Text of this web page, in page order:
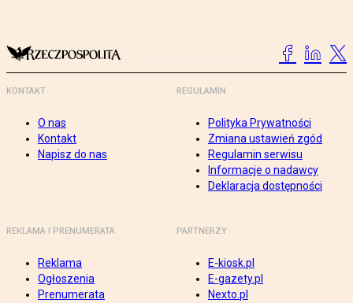
KONTAKT
O nas
Kontakt
Napisz do nas
REGULAMIN
Polityka Prywatności
Zmiana ustawień zgód
Regulamin serwisu
Informacje o nadawcy
Deklaracja dostępności
REKLAMA I PRENUMERATA
Reklama
Ogłoszenia
Prenumerata
PARTNERZY
E-kiosk.pl
E-gazety.pl
Nexto.pl